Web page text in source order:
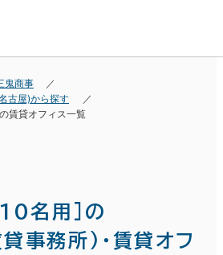
鬼商事
古屋)から探す
賃貸オフィス一覧
名用]の
事務所)・賃貸オフ